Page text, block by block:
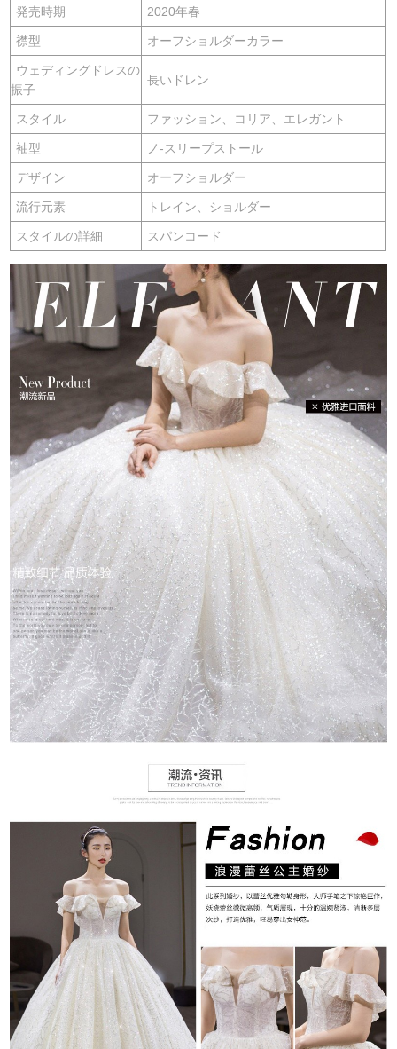
発売時期 2020年春
襟型 オーフショルダーカラー
ウェディングドレスの
振子
長いドレン
スタイル ファッション、コリア、エレガント
袖型 ノ-スリープストール
デザイン オーフショルダー
流行元素 トレイン、ショルダー
スタイルの詳細 スパンコード